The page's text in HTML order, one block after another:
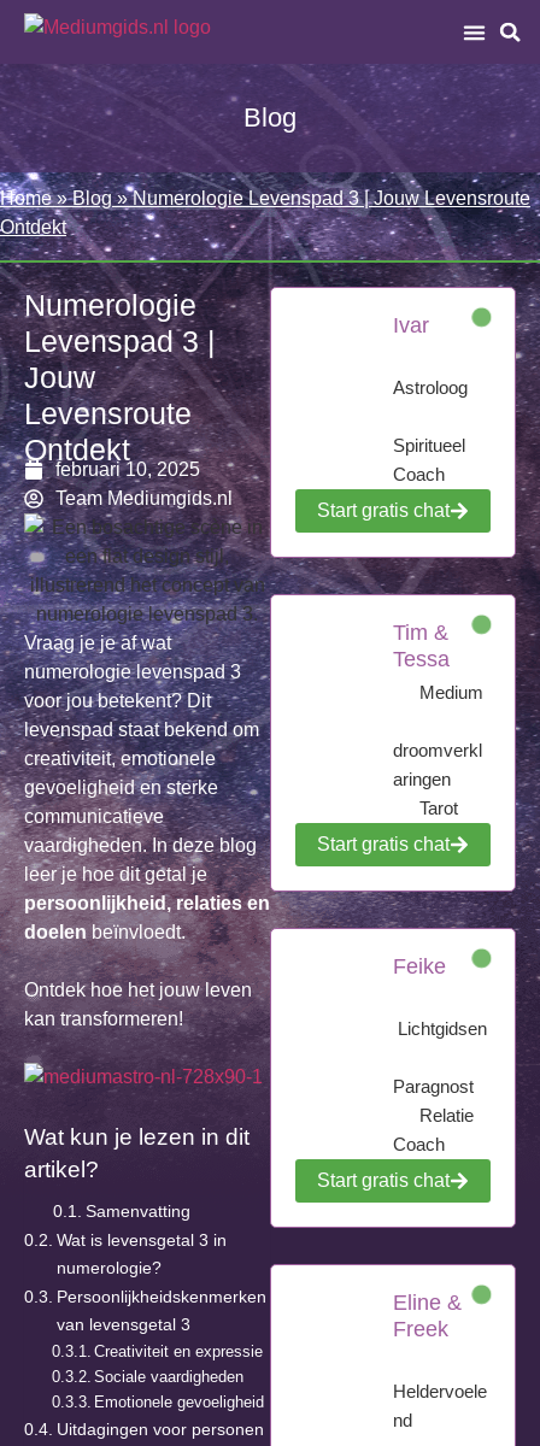
Blog
Home»Blog»Numerologie Levenspad 3 | Jouw Levensroute
Ontdekt
Numerologie
Levenspad 3 |
Jouw
Levensroute
Ontdekt
februari 10, 2025
Team Mediumgids.nl
Vraag je je af wat
numerologie levenspad 3
voor jou betekent? Dit
levenspad staat bekend om
creativiteit, emotionele
gevoeligheid en sterke
communicatieve
vaardigheden. In deze blog
leer je hoe dit getal je
persoonlijkheid, relaties en
doelen beïnvloedt.
Ontdek hoe het jouw leven
kan transformeren!
Wat kun je lezen in dit
artikel?
Samenvatting
Wat is levensgetal 3 in
numerologie?
Persoonlijkheidskenmerken
van levensgetal 3
Creativiteit en expressie
Sociale vaardigheden
Emotionele gevoeligheid
Uitdagingen voor personen
Ivar
Astroloog
Spiritueel
Coach
Start gratis chat
Tim &
Tessa
Medium
droomverkl
aringen
Tarot
Start gratis chat
Feike
Lichtgidsen
Paragnost
Relatie
Coach
Start gratis chat
Eline &
Freek
Heldervoele
nd